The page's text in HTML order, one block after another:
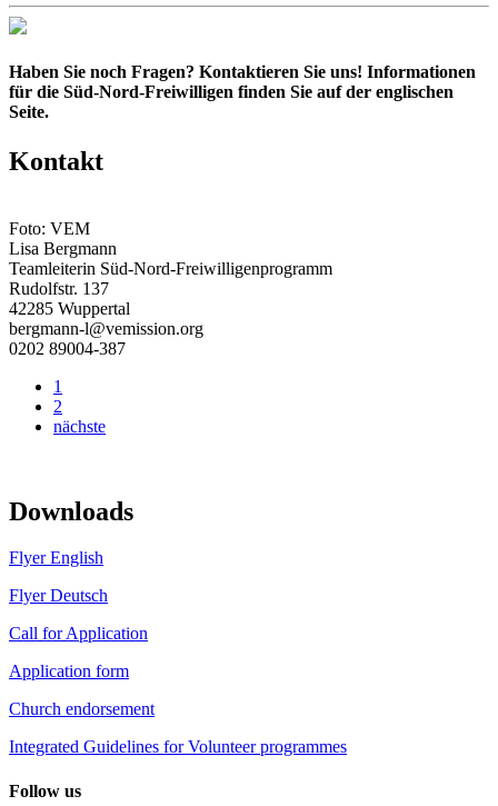
Haben Sie noch Fragen? Kontaktieren Sie uns! Informationen
für die Süd-Nord-Freiwilligen finden Sie auf der englischen
Seite.
Kontakt
Foto: VEM
Lisa Bergmann
Teamleiterin Süd-Nord-Freiwilligenprogramm
Rudolfstr. 137
42285 Wuppertal
bergmann-l@vemission.org
0202 89004-387
1
2
nächste
Downloads
Flyer English
Flyer Deutsch
Call for Application
Application form
Church endorsement
Integrated Guidelines for Volunteer programmes
Follow us